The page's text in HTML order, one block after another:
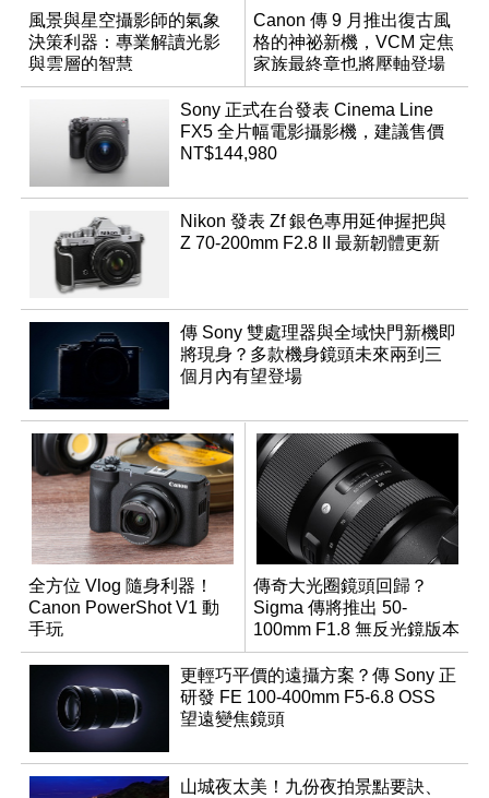
風景與星空攝影師的氣象
決策利器：專業解讀光影
與雲層的智慧
App「Atmos」登場
Canon 傳 9 月推出復古風
格的神祕新機，VCM 定焦
家族最終章也將壓軸登場
Sony 正式在台發表 Cinema Line
FX5 全片幅電影攝影機，建議售價
NT$144,980
Nikon 發表 Zf 銀色專用延伸握把與
Z 70-200mm F2.8 II 最新韌體更新
傳 Sony 雙處理器與全域快門新機即
將現身？多款機身鏡頭未來兩到三
個月內有望登場
全方位 Vlog 隨身利器！
Canon PowerShot V1 動
手玩
傳奇大光圈鏡頭回歸？
Sigma 傳將推出 50-
100mm F1.8 無反光鏡版本
更輕巧平價的遠攝方案？傳 Sony 正
研發 FE 100-400mm F5-6.8 OSS
望遠變焦鏡頭
山城夜太美！九份夜拍景點要訣、